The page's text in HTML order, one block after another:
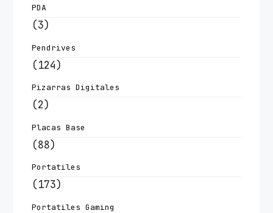
PDA
(3)
Pendrives
(124)
Pizarras Digitales
(2)
Placas Base
(88)
Portatiles
(173)
Portatiles Gaming